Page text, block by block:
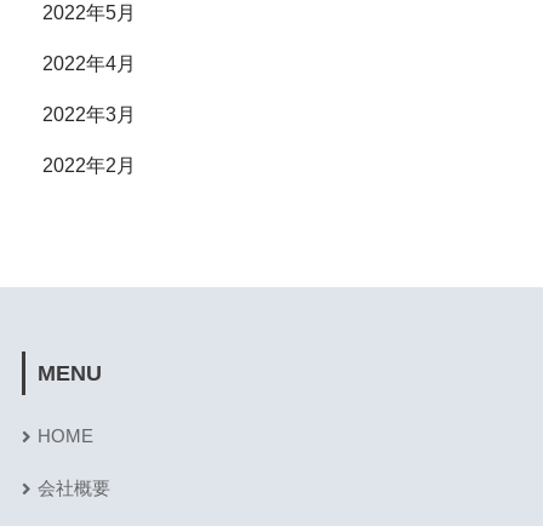
2022年5月
2022年4月
2022年3月
2022年2月
MENU
HOME
会社概要